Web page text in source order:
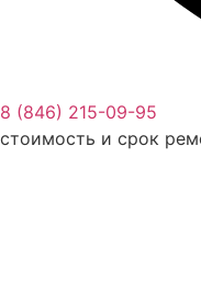
8 (846) 215-09-95
стоимость и срок